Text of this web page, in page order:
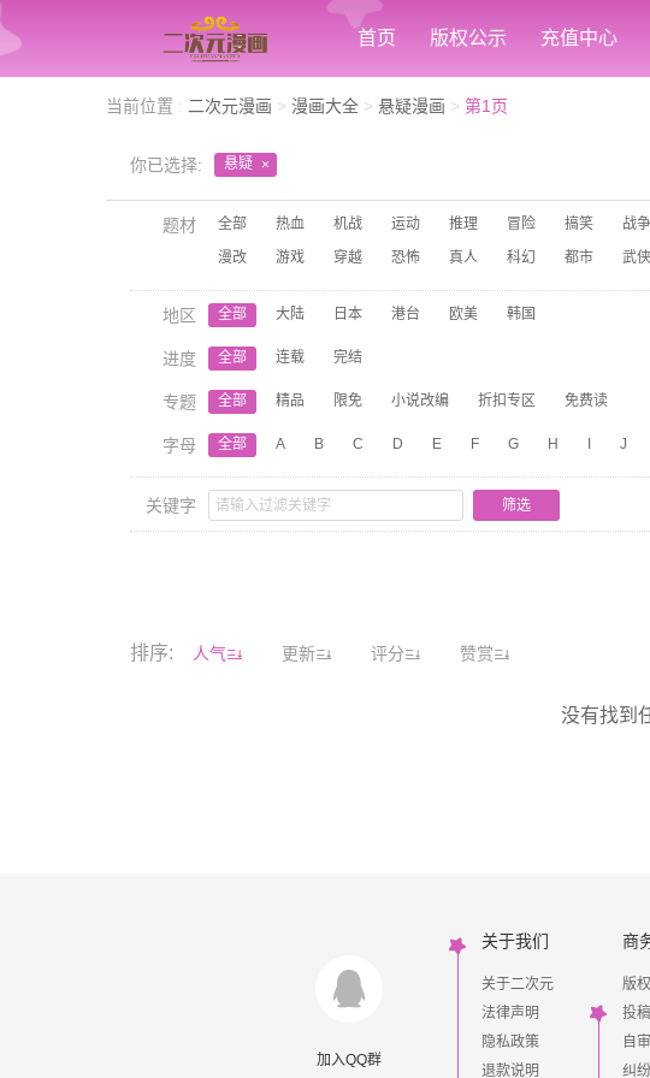
首页 版权公示 充值中心
当前位置 : 二次元漫画 > 漫画大全 > 悬疑漫画 > 第1页
你已选择: 悬疑 ×
题材 全部 热血 机战 运动 推理 冒险 搞笑 战争
漫改
游戏 穿越 恐怖 真人 科幻 都市 武侠
地区 全部 大陆 日本 港台 欧美 韩国
进度 全部 连载 完结
专题 全部 精品 限免 小说改编 折扣专区 免费读
字母 全部 A B C D E F G H J
关键字 筛选
排序: 人气 更新 评分 赞赏
没有找到
加入QQ群
关于我们
关于二次元
法律声明
隐私政策
退款说明
商
版
投
自
纠